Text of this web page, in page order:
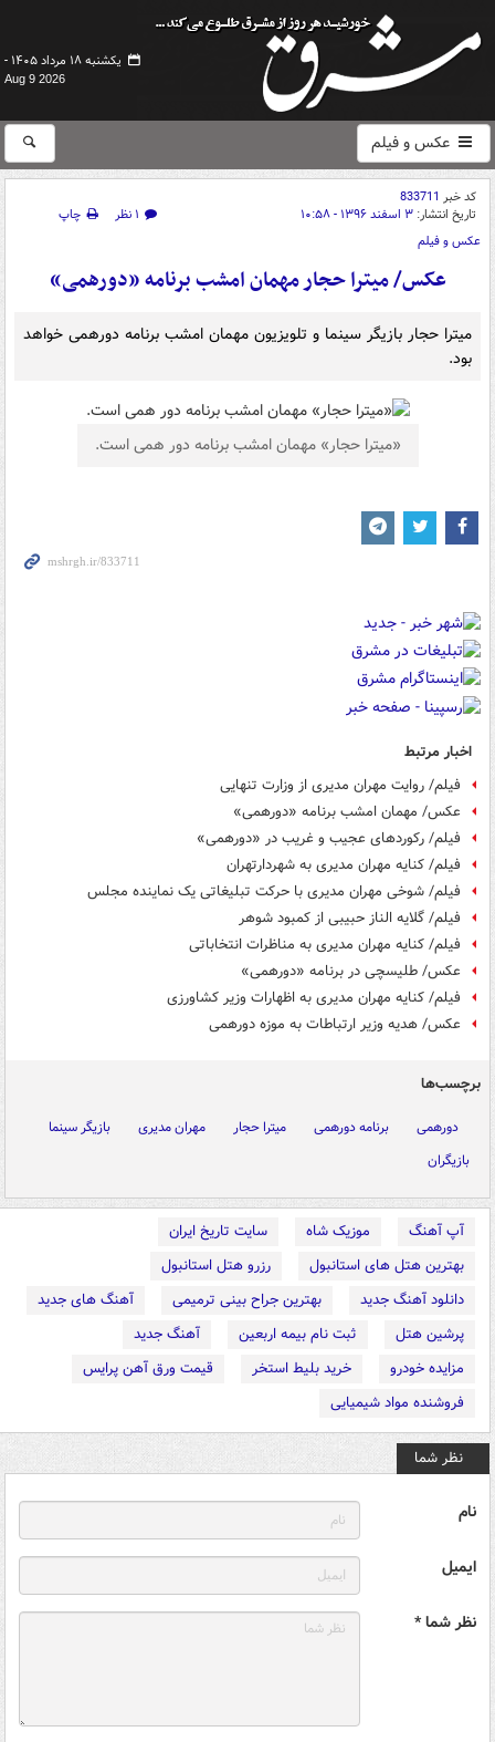
یکشنبه ۱۸ مرداد ۱۴۰۵ -
Aug 9 2026
عکس و فیلم
کد خبر 833711
تاریخ انتشار: ۳ اسفند ۱۳۹۶ - ۱۰:۵۸ ۱ نظر
چاپ
عکس و فیلم
عکس/ میترا حجار مهمان امشب برنامه «دورهمی»
میترا حجار بازیگر سینما و تلویزیون مهمان امشب برنامه دورهمی خواهد
بود.
«میترا حجار» مهمان امشب برنامه دور همی است.
اخبار مرتبط
فیلم/ روایت مهران مدیری از وزارت تنهایی
عکس/ مهمان امشب برنامه «دورهمی»
فیلم/ رکوردهای عجیب و غریب در «دورهمی»
فیلم/ کنایه مهران مدیری به شهردارتهران
فیلم/ شوخی مهران مدیری با حرکت تبلیغاتی یک نماینده مجلس
فیلم/ گلایه الناز حبیبی از کمبود شوهر
فیلم/ کنایه مهران مدیری به مناظرات انتخاباتی
عکس/ طلیسچی در برنامه «دورهمی»
فیلم/ کنایه مهران مدیری به اظهارات وزیر کشاورزی
عکس/ هدیه وزیر ارتباطات به موزه دورهمی
برچسب‌ها
دورهمی برنامه دورهمی میترا حجار مهران مدیری
بازیگر سینما
بازیگران
آپ آهنگ موزیک شاه
سایت تاریخ ایران
بهترین هتل های استانبول
رزرو هتل استانبول
دانلود آهنگ جدید
بهترین جراح بینی ترمیمی
آهنگ های جدید
پرشین هتل
ثبت نام بیمه اربعین
آهنگ جدید
مزایده خودرو
خرید بلیط استخر
قیمت ورق آهن پرایس
فروشنده مواد شیمیایی
نظر شما
نام
ایمیل
نظر شما *